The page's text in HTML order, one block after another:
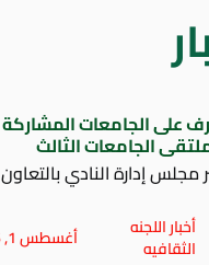
على الجامعات المشاركة
الجامعات الثالث
مجلس إدارة النادي بالتعاون
أخبار اللجنه
الثقافيه أغسطس 1, 2026